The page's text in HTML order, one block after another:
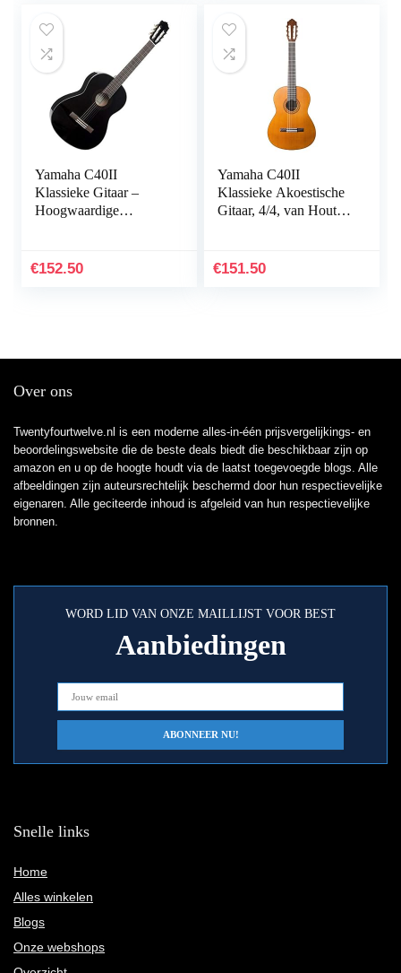
1st E (.011/.052))
Yamaha C40II
Klassieke Gitaar –
Hoogwaardige
Hout, 3 Jaar Garantie –
€152.50
Yamaha C40II
Klassieke Akoestische
Gitaar, 4/4, van Hout,
€151.50
Over ons
Twentyfourtwelve.nl is een moderne alles-in-één prijsvergelijkings- en
beoordelingswebsite die de beste deals biedt die beschikbaar zijn op
amazon en u op de hoogte houdt via de laatst toegevoegde blogs. Alle
afbeeldingen zijn auteursrechtelijk beschermd door hun respectievelijke
eigenaren. Alle geciteerde inhoud is afgeleid van hun respectievelijke
bronnen.
WORD LID VAN ONZE MAILLIJST VOOR BEST
Aanbiedingen
Snelle links
Home
Alles winkelen
Blogs
Onze webshops